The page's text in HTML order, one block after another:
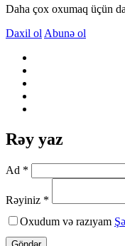
Daha çox oxumaq üçün
Daxil ol Abunə ol
Rəy yaz
Ad *
Rəyiniz *
Oxudum və razıyam